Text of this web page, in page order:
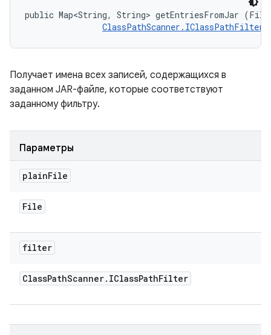
public Map<String, String> getEntriesFromJar
ClassPathScanner.IClassPathFilter
Получает имена всех записей, содержащихся в
заданном JAR-файле, которые соответствуют
заданному фильтру.
Параметры
plainFile
File
filter
ClassPathScanner. IClassPathFilter